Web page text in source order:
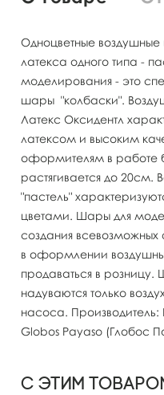
Одноцветные
латекса одного типа -
моделирования - это
шары "колбаски".
Латекс Оксидентл
латексом и высоким
оформителям в работе
растягивается до
"пастель"
цветами. Шары для
создания
в оформлении
продаваться в
надуваются только
насоса.
Globos Payaso (Глобос
С этим